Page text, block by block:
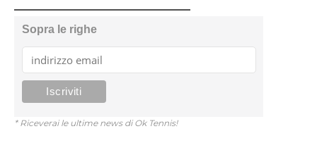
Sopra le righe
* Riceverai le ultime news di Ok Tennis!